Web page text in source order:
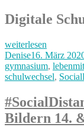
Digitale
„Homeschool
&
eLearning
–
wegen
Corona“
weiterlesen
Autor
DeniseVeröffentlicht
am
16. März
gymnasium,
schulwechsel,
Bildern 14.